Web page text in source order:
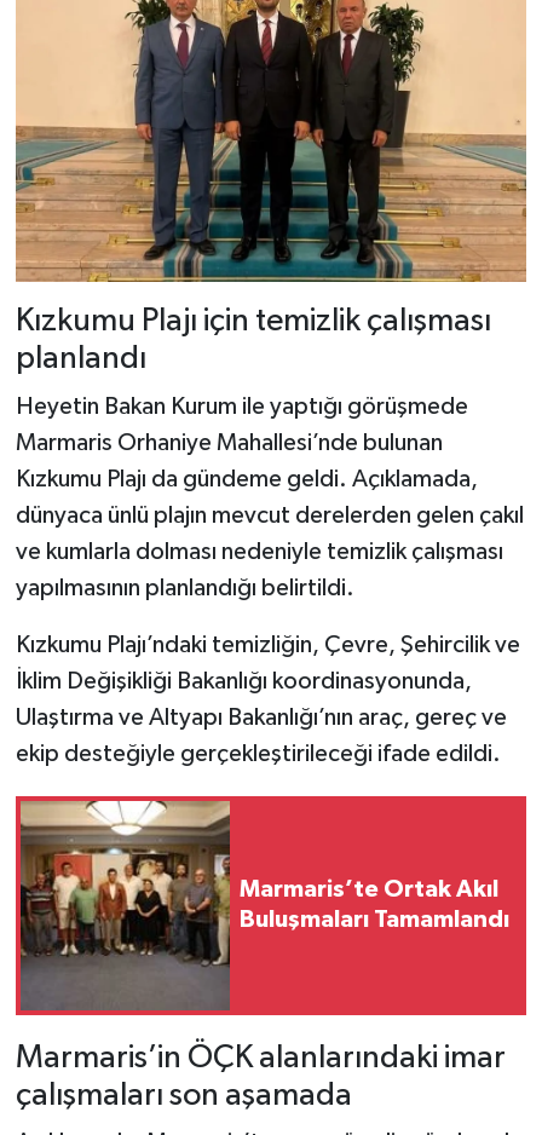
Kızkumu Plajı için temizlik çalışması
planlandı
Heyetin Bakan Kurum ile yaptığı görüşmede
Marmaris Orhaniye Mahallesi’nde bulunan
Kızkumu Plajı da gündeme geldi. Açıklamada,
dünyaca ünlü plajın mevcut derelerden gelen çakıl
ve kumlarla dolması nedeniyle temizlik çalışması
yapılmasının planlandığı belirtildi.
Kızkumu Plajı’ndaki temizliğin, Çevre, Şehircilik ve
İklim Değişikliği Bakanlığı koordinasyonunda,
Ulaştırma ve Altyapı Bakanlığı’nın araç, gereç ve
ekip desteğiyle gerçekleştirileceği ifade edildi.
Marmaris’te Ortak Akıl
Buluşmaları Tamamlandı
Marmaris’in ÖÇK alanlarındaki imar
çalışmaları son aşamada